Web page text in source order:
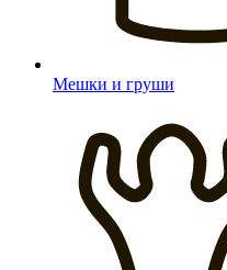
Мешки и груши